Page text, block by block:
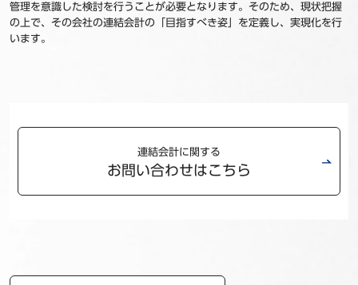
管理を意識した検討を行うことが必要となります。そのため、現状把握
の上で、その会社の連結会計の「目指すべき姿」を定義し、実現化を行
います。
連結会計に関する
お問い合わせはこちら